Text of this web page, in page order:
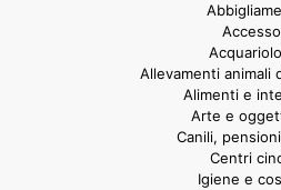
Allevamenti animali
Alimenti e
Arte e
Canili,
Centri
Igiene e